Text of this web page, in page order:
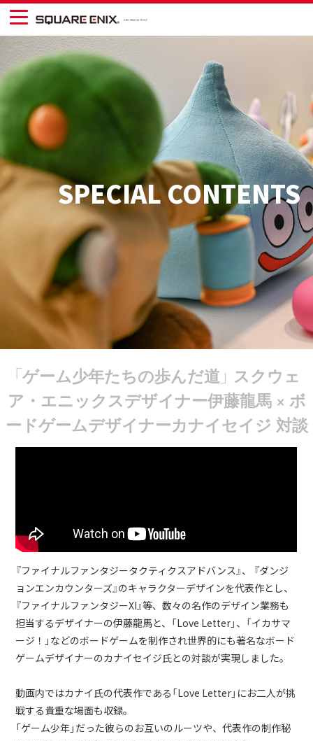
NEW GRADUATE 2027
SPECIAL CONTENTS
「ゲーム少年たちの歩んだ道」 スクウェ
ア・エニックスデザイナー伊藤龍馬 × ボ
ードゲームデザイナーカナイセイジ 対談
『ファイナルファンタジータクティクスアドバンス』、 『ダンジ
ョンエンカウンターズ』のキャラクターデザインを代表作とし、
『ファイナルファンタジーXI』等、数々の名作のデザイン業務も
担当するデザイナーの伊藤龍馬と、「Love Letter」、「イカサマ
ージ！」などのボードゲームを制作され世界的にも著名なボード
ゲームデザイナーのカナイセイジ氏との対談が実現しました。
動画内ではカナイ氏の代表作である「Love Letter」にお二人が挑
戦する貴重な場面も収録。
「ゲーム少年」だった彼らのお互いのルーツや、代表作の制作秘